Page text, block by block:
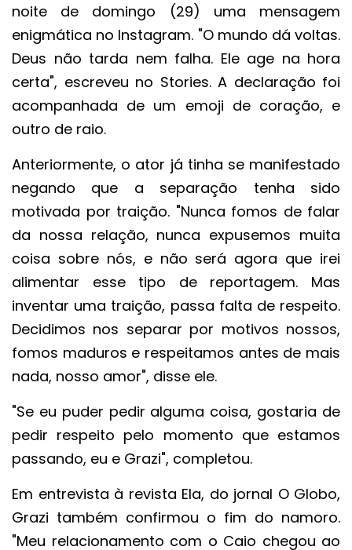
noite de domingo (29) uma mensagem
enigmática no Instagram. "O mundo dá voltas.
Deus não tarda nem falha. Ele age na hora
certa", escreveu no Stories. A declaração foi
acompanhada de um emoji de coração, e
outro de raio.
Anteriormente, o ator já tinha se manifestado
negando que a separação tenha sido
motivada por traição. "Nunca fomos de falar
da nossa relação, nunca expusemos muita
coisa sobre nós, e não será agora que irei
alimentar esse tipo de reportagem. Mas
inventar uma traição, passa falta de respeito.
Decidimos nos separar por motivos nossos,
fomos maduros e respeitamos antes de mais
nada, nosso amor", disse ele.
"Se eu puder pedir alguma coisa, gostaria de
pedir respeito pelo momento que estamos
passando, eu e Grazi", completou.
Em entrevista à revista Ela, do jornal O Globo,
Grazi também confirmou o fim do namoro.
"Meu relacionamento com o Caio chegou ao